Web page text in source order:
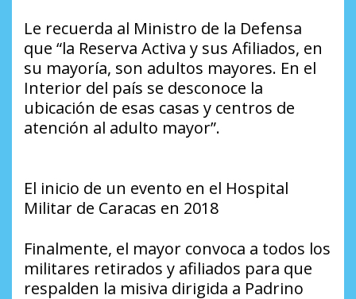
Le recuerda al Ministro de la Defensa
que “la Reserva Activa y sus Afiliados, en
su mayoría, son adultos mayores. En el
Interior del país se desconoce la
ubicación de esas casas y centros de
atención al adulto mayor”.
El inicio de un evento en el Hospital
Militar de Caracas en 2018
Finalmente, el mayor convoca a todos los
militares retirados y afiliados para que
respalden la misiva dirigida a Padrino